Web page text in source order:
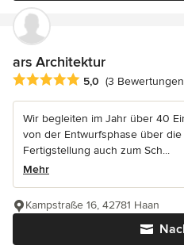
ars Architektur
Durchschnittliche Bewertung:
5,0 (3
Wir begleiten im Jahr über 40
von der Entwurfsphase über
Fertigstellung auch zum Sch...
Mehr
Kampstraße 16, 42781 Haan